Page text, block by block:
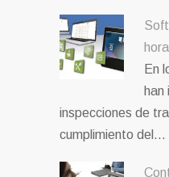
En
han
inspecciones de
cumplimiento del…